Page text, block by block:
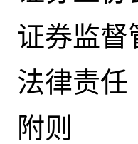
券监督
律责任
则